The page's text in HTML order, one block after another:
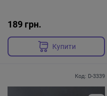
189 грн.
Купити
Код: D-3339